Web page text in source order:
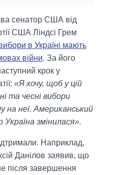
сенатор США від
США Ліндсі Грем
в Україні мають
війни. За його
крок у
«Я хочу, щоб у цій
та чесні вибори
на неї. Американський
змінилася».
Наприклад,
Данілов заявив, що
після завершення